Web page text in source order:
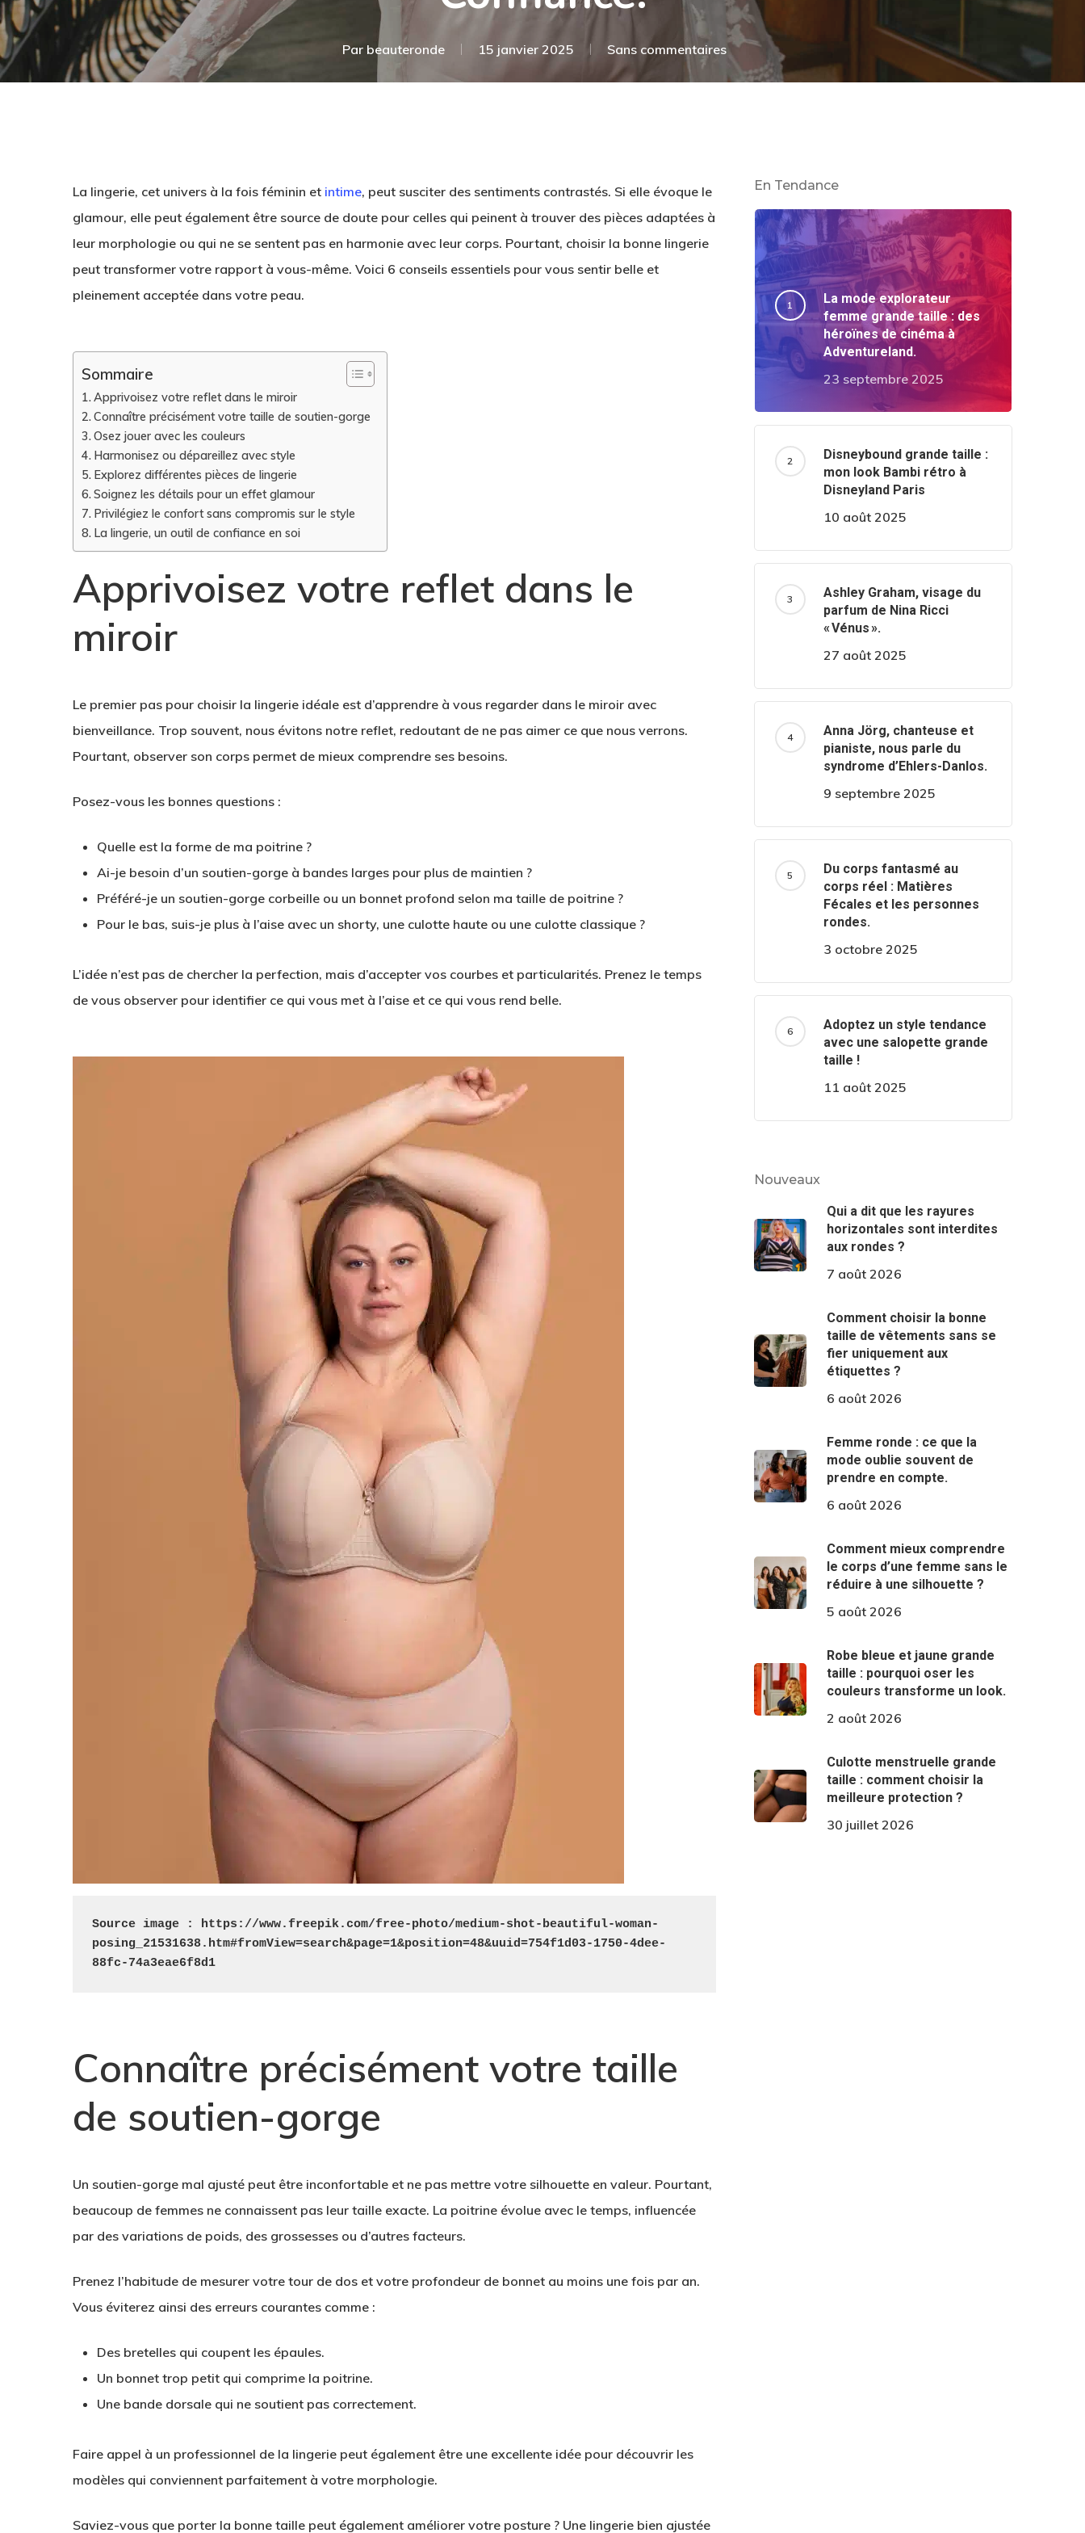
Par beauteronde 15 janvier 2025 Sans commentaires
La lingerie, cet univers à la fois féminin et intime, peut susciter des sentiments contrastés. Si elle évoque le
glamour, elle peut également être source de doute pour celles qui peinent à trouver des pièces adaptées à
leur morphologie ou qui ne se sentent pas en harmonie avec leur corps. Pourtant, choisir la bonne lingerie
peut transformer votre rapport à vous-même. Voici 6 conseils essentiels pour vous sentir belle et
pleinement acceptée dans votre peau.
Sommaire
Apprivoisez votre reflet dans le miroir
Connaître précisément votre taille de soutien-gorge
Osez jouer avec les couleurs
Harmonisez ou dépareillez avec style
Explorez différentes pièces de lingerie
Soignez les détails pour un effet glamour
Privilégiez le confort sans compromis sur le style
La lingerie, un outil de confiance en soi
Apprivoisez votre reflet dans le
miroir
Le premier pas pour choisir la lingerie idéale est d’apprendre à vous regarder dans le miroir avec
bienveillance. Trop souvent, nous évitons notre reflet, redoutant de ne pas aimer ce que nous verrons.
Pourtant, observer son corps permet de mieux comprendre ses besoins.
Posez-vous les bonnes questions :
Quelle est la forme de ma poitrine ?
Ai-je besoin d’un soutien-gorge à bandes larges pour plus de maintien ?
Préféré-je un soutien-gorge corbeille ou un bonnet profond selon ma taille de poitrine ?
Pour le bas, suis-je plus à l’aise avec un shorty, une culotte haute ou une culotte classique ?
L’idée n’est pas de chercher la perfection, mais d’accepter vos courbes et particularités. Prenez le temps
de vous observer pour identifier ce qui vous met à l’aise et ce qui vous rend belle.
Source image : https://www.freepik.com/free-photo/medium-shot-beautiful-woman-
posing_21531638.htm#fromView=search&page=1&position=48&uuid=754f1d03-1750-4dee-
88fc-74a3eae6f8d1
Connaître précisément votre taille
de soutien-gorge
Un soutien-gorge mal ajusté peut être inconfortable et ne pas mettre votre silhouette en valeur. Pourtant,
beaucoup de femmes ne connaissent pas leur taille exacte. La poitrine évolue avec le temps, influencée
par des variations de poids, des grossesses ou d’autres facteurs.
Prenez l’habitude de mesurer votre tour de dos et votre profondeur de bonnet au moins une fois par an.
Vous éviterez ainsi des erreurs courantes comme :
Des bretelles qui coupent les épaules.
Un bonnet trop petit qui comprime la poitrine.
Une bande dorsale qui ne soutient pas correctement.
Faire appel à un professionnel de la lingerie peut également être une excellente idée pour découvrir les
modèles qui conviennent parfaitement à votre morphologie.
Saviez-vous que porter la bonne taille peut également améliorer votre posture ? Une lingerie bien ajustée
En Tendance
La mode explorateur
femme grande taille : des
héroïnes de cinéma à
Adventureland.
23 septembre 2025
Disneybound grande taille :
mon look Bambi rétro à
Disneyland Paris
10 août 2025
Ashley Graham, visage du
parfum de Nina Ricci
« Vénus ».
27 août 2025
Anna Jörg, chanteuse et
pianiste, nous parle du
syndrome d’Ehlers-Danlos.
9 septembre 2025
Du corps fantasmé au
corps réel : Matières
Fécales et les personnes
rondes.
3 octobre 2025
Adoptez un style tendance
avec une salopette grande
taille !
11 août 2025
Nouveaux
Qui a dit que les rayures
horizontales sont interdites
aux rondes ?
7 août 2026
Comment choisir la bonne
taille de vêtements sans se
fier uniquement aux
étiquettes ?
6 août 2026
Femme ronde : ce que la
mode oublie souvent de
prendre en compte.
6 août 2026
Comment mieux comprendre
le corps d’une femme sans le
réduire à une silhouette ?
5 août 2026
Robe bleue et jaune grande
taille : pourquoi oser les
couleurs transforme un look.
2 août 2026
Culotte menstruelle grande
taille : comment choisir la
meilleure protection ?
30 juillet 2026